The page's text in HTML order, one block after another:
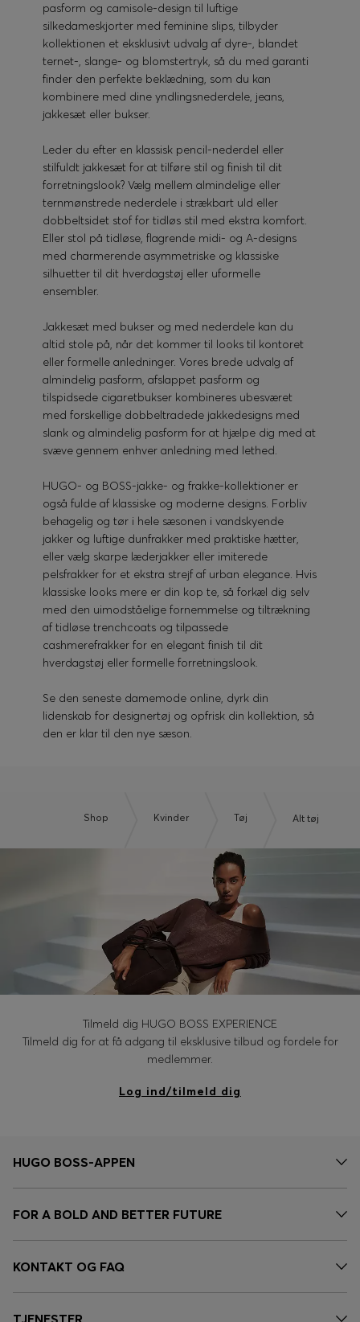
pasform og camisole-design til luftige
silkedameskjorter med feminine slips, tilbyder
kollektionen et eksklusivt udvalg af dyre-, blandet
ternet-, slange- og blomstertryk, så du med garanti
finder den perfekte beklædning, som du kan
kombinere med dine yndlingsnederdele, jeans,
jakkesæt eller bukser.
Leder du efter en klassisk pencil-nederdel eller
stilfuldt jakkesæt for at tilføre stil og finish til dit
forretningslook? Vælg mellem almindelige eller
ternmønstrede nederdele i strækbart uld eller
dobbeltsidet stof for tidløs stil med ekstra komfort.
Eller stol på tidløse, flagrende midi- og A-designs
med charmerende asymmetriske og klassiske
silhuetter til dit hverdagstøj eller uformelle
ensembler.
Jakkesæt med bukser og med nederdele kan du
altid stole på, når det kommer til looks til kontoret
eller formelle anledninger. Vores brede udvalg af
almindelig pasform, afslappet pasform og
tilspidsede cigaretbukser kombineres ubesværet
med forskellige dobbeltradede jakkedesigns med
slank og almindelig pasform for at hjælpe dig med at
svæve gennem enhver anledning med lethed.
HUGO- og BOSS-jakke- og frakke-kollektioner er
også fulde af klassiske og moderne designs. Forbliv
behagelig og tør i hele sæsonen i vandskyende
jakker og luftige dunfrakker med praktiske hætter,
eller vælg skarpe læderjakker eller imiterede
pelsfrakker for et ekstra strejf af urban elegance. Hvis
klassiske looks mere er din kop te, så forkæl dig selv
med den uimodståelige fornemmelse og tiltrækning
af tidløse trenchcoats og tilpassede
cashmerefrakker for en elegant finish til dit
hverdagstøj eller formelle forretningslook.
Se den seneste damemode online, dyrk din
lidenskab for designertøj og opfrisk din kollektion, så
den er klar til den nye sæson.
Shop Kvinder Tøj Alt tøj
Tilmeld dig HUGO BOSS EXPERIENCE
Tilmeld dig for at få adgang til eksklusive tilbud og fordele for
medlemmer.
Log ind/tilmeld dig
HUGO BOSS-APPEN
FOR A BOLD AND BETTER FUTURE
KONTAKT OG FAQ
TJENESTER